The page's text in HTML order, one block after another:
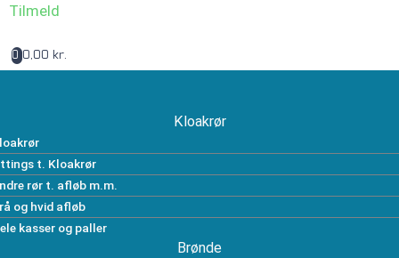
Tilmeld
0 0,00 kr.
Kloakrør
t. Kloakrør
rør t. afløb m.m.
og hvid afløb
kasser og paller
Brønde